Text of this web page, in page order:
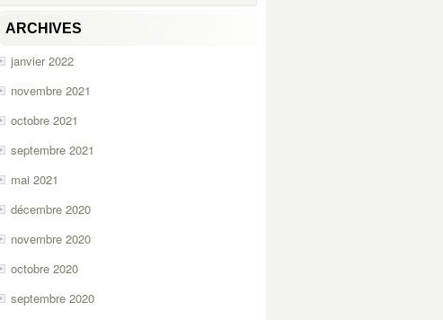
ARCHIVES
janvier 2022
novembre 2021
octobre 2021
septembre 2021
mai 2021
décembre 2020
novembre 2020
octobre 2020
septembre 2020